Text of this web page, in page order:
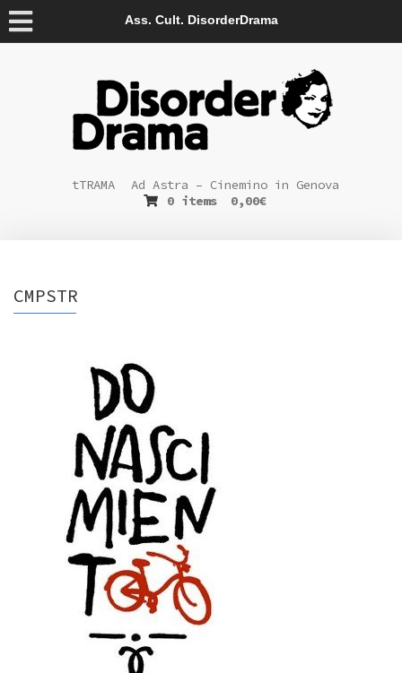
Ass. Cult. DisorderDrama
tTRAMA
Ad Astra – Cinemino in Genova
0 items
0,00€
CMPSTR